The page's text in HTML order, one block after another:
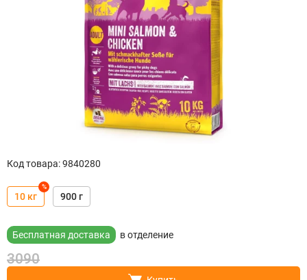
Код товара:9840280
10 кг
%
900 г
Бесплатная доставка в отделение
3090